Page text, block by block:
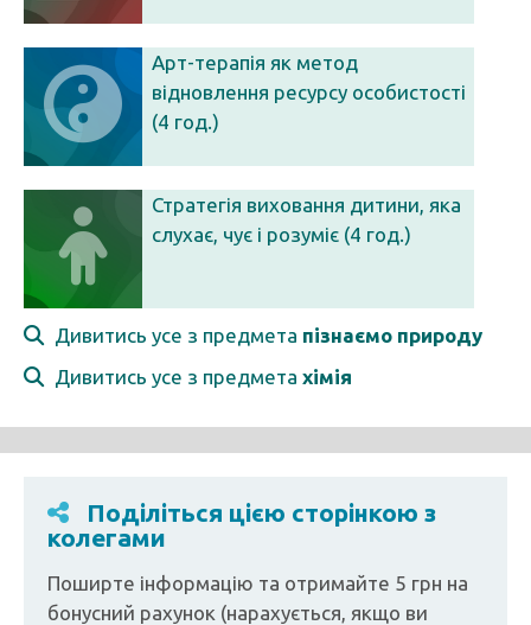
Арт-терапія як метод
відновлення ресурсу особистості
(4 год.)
Стратегія виховання дитини, яка
слухає, чує і розуміє (4 год.)
Дивитись усе з предмета пізнаємо природу
Дивитись усе з предмета хімія
Поділіться цією сторінкою з
колегами
Поширте інформацію та отримайте 5 грн на
бонусний рахунок (нарахується, якщо ви